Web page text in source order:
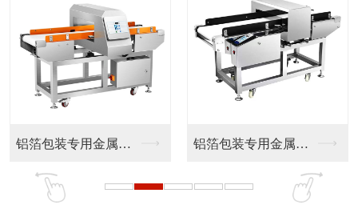
自动吸料分离器 塑料金属分离器